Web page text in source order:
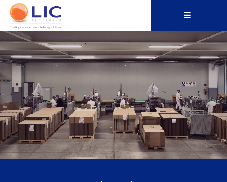
☰